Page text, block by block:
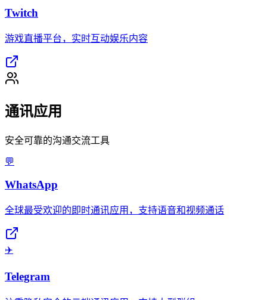
Twitch
游戏直播平台，实时互动娱乐内容
通讯应用
安全可靠的沟通交流工具
💬
WhatsApp
全球最受欢迎的即时通讯应用，支持语音和视频通话
✈️
Telegram